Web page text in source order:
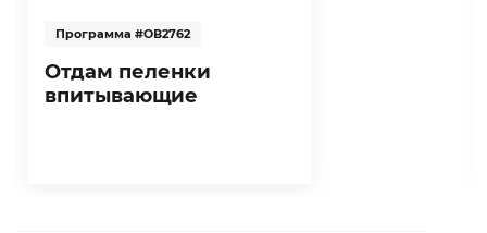
Программа #ОВ2762
Отдам пеленки
впитывающие